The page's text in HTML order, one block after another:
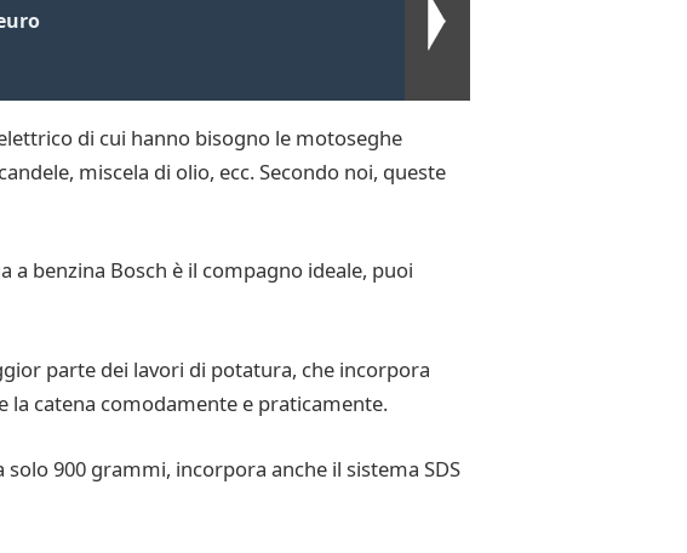
di cui hanno bisogno le motoseghe
miscela di olio, ecc. Secondo noi, queste
benzina Bosch è il compagno ideale, puoi
parte dei lavori di potatura, che incorpora
la catena comodamente e praticamente.
900 grammi, incorpora anche il sistema SDS